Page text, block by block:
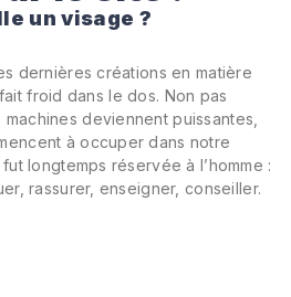
un visage ?
dernières créations en matière
froid dans le dos. Non pas
deviennent puissantes,
à occuper dans notre
longtemps réservée à l’homme :
rassurer, enseigner, conseiller.